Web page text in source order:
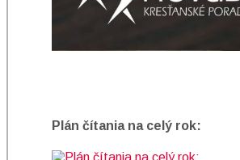
Plán čítania na celý rok: